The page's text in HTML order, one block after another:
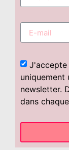
J'accepte
uniquement
newsletter.
dans